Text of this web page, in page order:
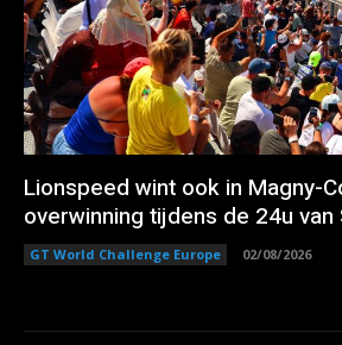
Lionspeed wint ook in Magny-
overwinning tijdens de 24u van
GT World Challenge Europe 02/08/2026